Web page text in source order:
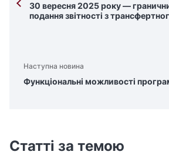
30 вересня 2025 року —
подання звітності з
Наступна новина
Функціональні можливості
Статті за темою